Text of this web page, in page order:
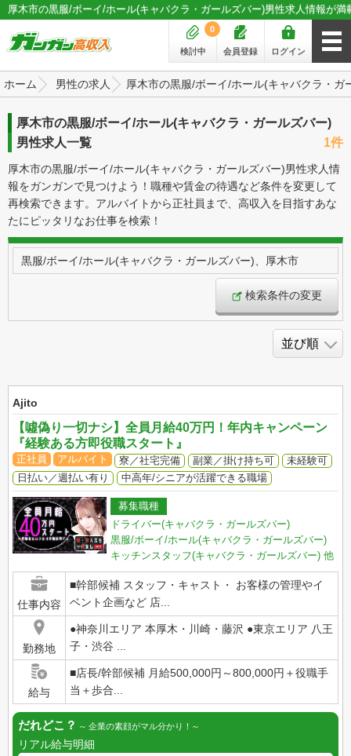
厚木市の黒服/ボーイ/ホール(キャバクラ・ガールズバー)男性求人情報が満
ログイン
会員登録
検討中
0
ホーム 男性の求人 厚木市の黒服/ボーイ/ホール(キャバクラ・ガ
厚木市の黒服/ボーイ/ホール(キャバクラ・ガールズバー)
男性求人一覧
1件
厚木市の黒服/ボーイ/ホール(キャバクラ・ガールズバー)男性求人情
報をガンガンで見つけよう！職種や賃金の待遇など条件を変更して
再検索できます。アルバイトから正社員まで、高収入を目指すあな
たにピッタリなお仕事を検索！
黒服/ボーイ/ホール(キャバクラ・ガールズバー)、厚木市
検索条件の変更
Ajito
【噓偽り一切ナシ】全員月給40万円！年内キャンペーン
『経験ある方即役職スタート』
正社員 アルバイト 寮／社宅完備 副業／掛け持ち可
未経験可
日払い／週払い有り
中高年/シニアが活躍できる職場
募集職種
ドライバー(キャバクラ・ガールズバー)
黒服/ボーイ/ホール(キャバクラ・ガールズバー)
キッチンスタッフ(キャバクラ・ガールズバー) 他
仕事内容
■幹部候補 スタッフ・キャスト・ お客様の管理やイ
ベント企画など 店...
勤務地
●神奈川エリア 本厚木・川崎・藤沢 ●東京エリア 八王
子・渋谷 ...
給与
■店長/幹部候補 月給500,000円～800,000円＋役職手
当＋歩合...
だれどこ？ 企業の素顔がマル分かり！
リアル給与明細